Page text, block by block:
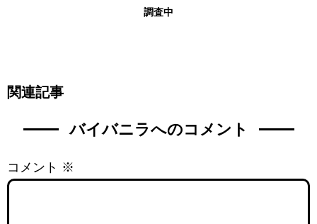
調査中
関連記事
バイバニラへのコメント
コメント ※